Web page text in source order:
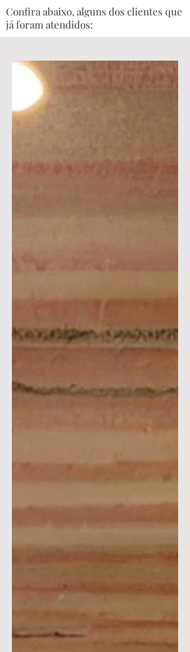
Confira abaixo, alguns dos clientes que
já foram atendidos: